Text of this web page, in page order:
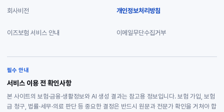
회사비전
이즈보험 서비스 안내
개인정보처리방침
이메일무단수집거부
필수 안내
서비스 이용 전 확인사항
본 사이트의 보험·금융·생활정보와 AI 생성 결과는 참고용 정보입니다. 보험 가입, 보험
금 청구, 법률·세무·의료 판단 등 중요한 결정은 반드시 원문과 전문가 확인을 거쳐야 합